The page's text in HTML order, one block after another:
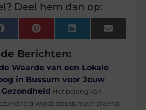
Deel hem dan op:
FacebookPinterestLinkedInEmail
Berichten:
Waarde van een Lokale
in Bussum voor Jouw
Het belang van
wordt steeds meer erkend